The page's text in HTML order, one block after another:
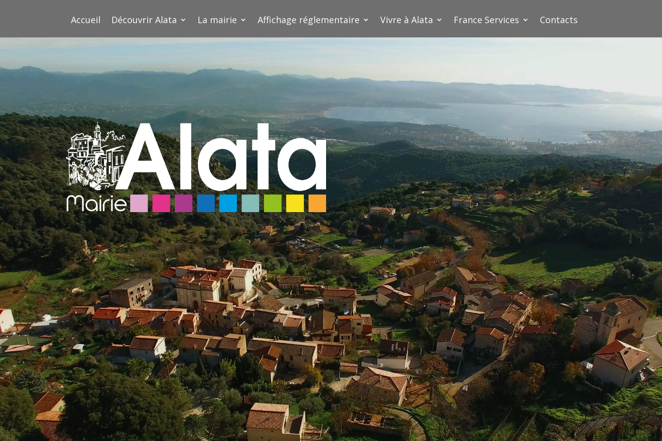
Accueil Découvrir Alata La mairie Affichage réglementaire Vivre à Alata France Services Contacts